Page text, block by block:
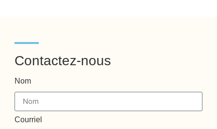
Contactez-nous
Nom
Courriel